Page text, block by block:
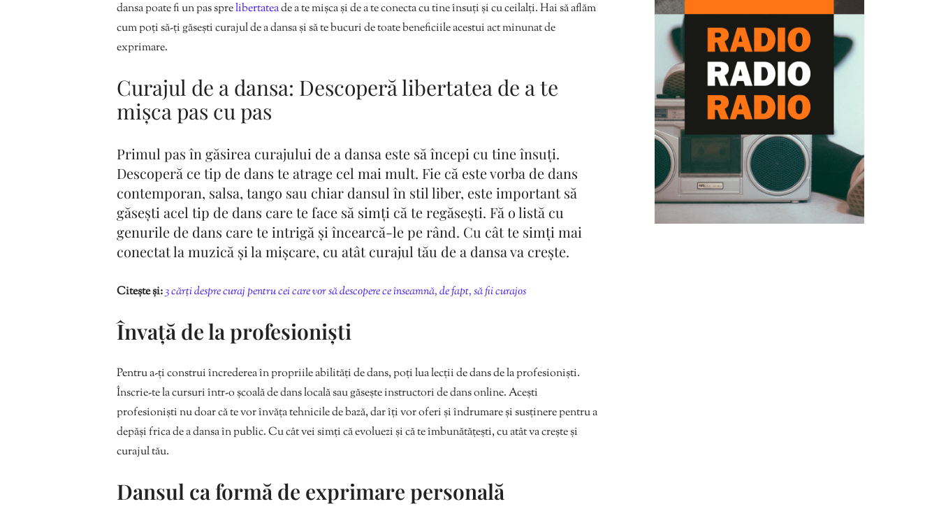
dansa poate fi un pas sprelibertateade a te mișca și de a te conecta cu tine însuți și cu ceilalți. Hai să aflăm
cum poți să-ți găsești curajul de a dansa și să te bucuri de toate beneficiile acestui act minunat de
exprimare.
Curajul de a dansa: Descoperă libertatea de a te
mișca pas cu pas
Primul pas în găsirea curajului de a dansa este să începi cu tine însuți.
Descoperă ce tip de dans te atrage cel mai mult. Fie că este vorba de dans
contemporan, salsa, tango sau chiar dansul în stil liber, este important să
găsești acel tip de dans care te face să simți că te regăsești. Fă o listă cu
genurile de dans care te intrigă și încearcă-le pe rând. Cu cât te simți mai
conectat la muzică și la mișcare, cu atât curajul tău de a dansa va crește.
Citește și:3 cărți despre curaj pentru cei care vor să descopere ce înseamnă, de fapt, să fii curajos
Învață de la profesioniști
Pentru a-ți construi încrederea în propriile abilități de dans, poți lua lecții de dans de la profesioniști.
Înscrie-te la cursuri într-o școală de dans locală sau găsește instructori de dans online. Acești
profesioniști nu doar că te vor învăța tehnicile de bază, dar îți vor oferi și îndrumare și susținere pentru a
depăși frica de a dansa în public. Cu cât vei simți că evoluezi și că te îmbunătățești, cu atât va crește și
curajul tău.
Dansul ca formă de exprimare personală